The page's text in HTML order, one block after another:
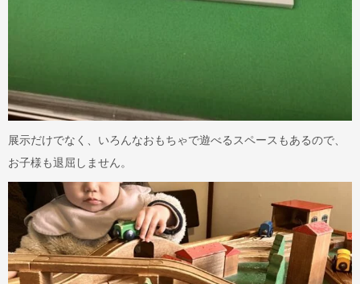
展示だけでなく、いろんなおもちゃで遊べるスペースもあるので、
お子様も退屈しません。